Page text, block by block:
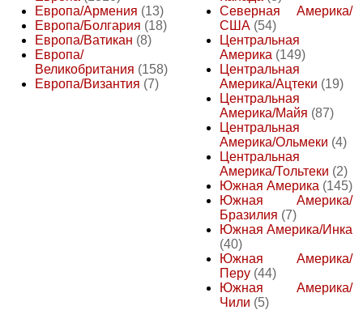
Европа/Армения (13)
Европа/Болгария (18)
Европа/Ватикан (8)
Европа/
Великобритания (158)
Европа/Византия (7)
Северная Америка/
США (54)
Центральная
Америка (149)
Центральная
Америка/Ацтеки (19)
Центральная
Америка/Майя (87)
Центральная
Америка/Ольмеки (4)
Центральная
Америка/Тольтеки (2)
Южная Америка (145)
Южная Америка/
Бразилия (7)
Южная Америка/Инка
(40)
Южная Америка/
Перу (44)
Южная Америка/
Чили (5)